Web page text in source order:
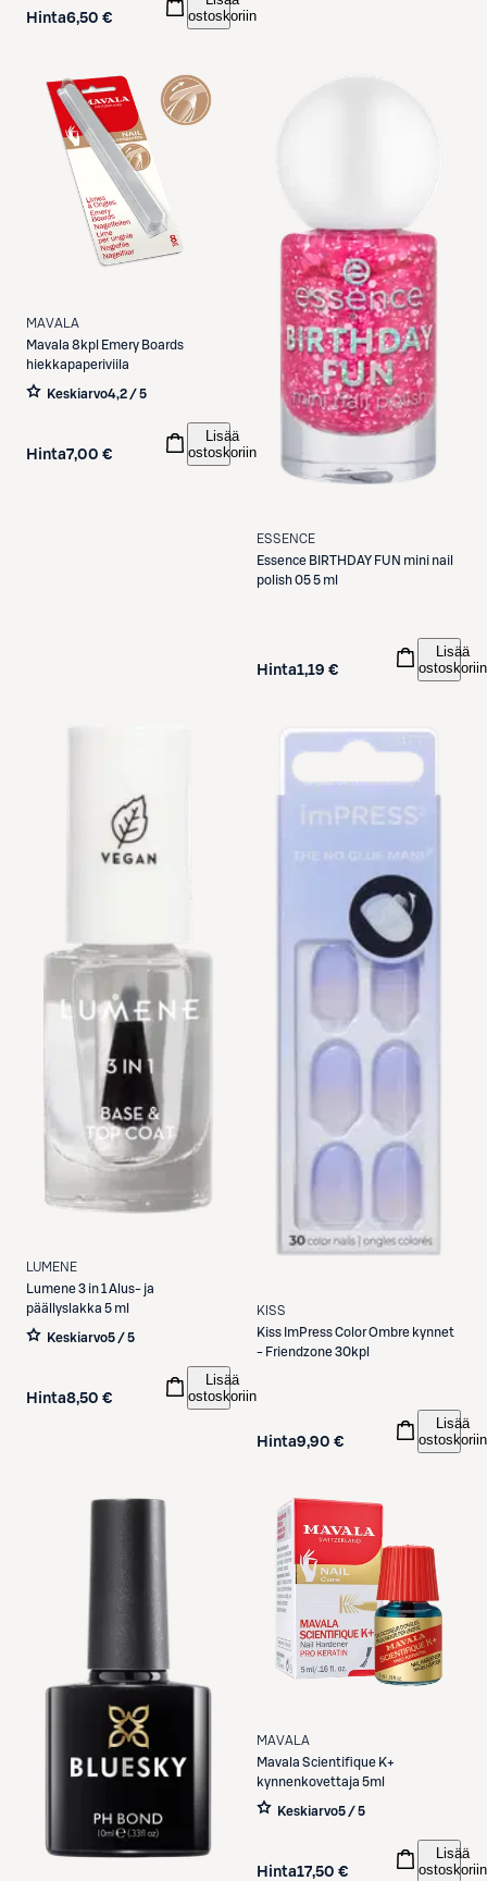
Hinta6,50 €
ostoskoriin
MAVALA
Mavala 8kpl Emery Boards
hiekkapaperiviila
Keskiarvo4,2 / 5
Hinta7,00 €
Lisää
ostoskoriin
ESSENCE
Essence BIRTHDAY FUN mini nail
polish 05 5 ml
Hinta1,19 €
Lisää
ostoskoriin
LUMENE
Lumene3 in 1 Alus- ja
päällyslakka 5 ml
Keskiarvo5 / 5
Hinta8,50 €
Lisää
ostoskoriin
KISS
Kiss ImPress Color Ombre kynnet
- Friendzone 30kpl
Hinta9,90 €
Lisää
ostoskoriin
MAVALA
Mavala Scientifique K+
kynnenkovettaja 5ml
Keskiarvo5 / 5
Hinta17,50 €
Lisää
ostoskoriin